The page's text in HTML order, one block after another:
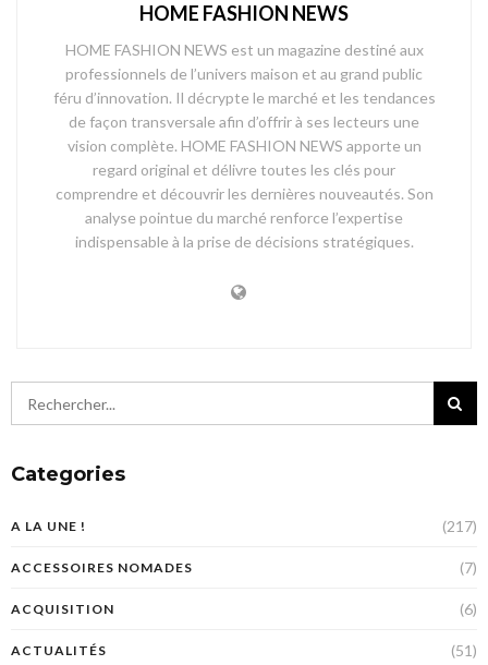
HOME FASHION NEWS
HOME FASHION NEWS est un magazine destiné aux
professionnels de l’univers maison et au grand public
féru d’innovation. Il décrypte le marché et les tendances
de façon transversale afin d’offrir à ses lecteurs une
vision complète. HOME FASHION NEWS apporte un
regard original et délivre toutes les clés pour
comprendre et découvrir les dernières nouveautés. Son
analyse pointue du marché renforce l’expertise
indispensable à la prise de décisions stratégiques.
Categories
A LA UNE ! (217)
ACCESSOIRES NOMADES (7)
ACQUISITION (6)
ACTUALITÉS (51)